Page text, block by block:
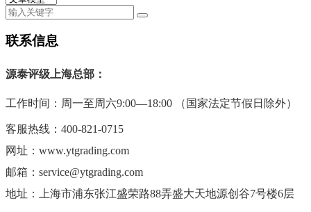
联系信息
源泰评级上海总部：
工作时间：周一至周六9:00—18:00 （国家法定节假日除外）
客服热线：400-821-0715
网址：www.ytgrading.com
邮箱：service@ytgrading.com
地址：上海市浦东张江盛荣路88弄盛大天地源创谷7号楼6层